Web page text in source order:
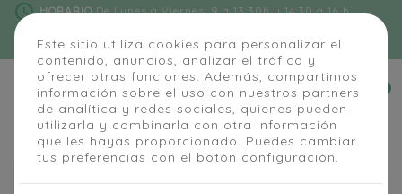
Este sitio utiliza cookies para personalizar el
contenido, anuncios, analizar el tráfico y
ofrecer otras funciones. Además, compartimos
información sobre el uso con nuestros partners
de analítica y redes sociales, quienes pueden
utilizarla y combinarla con otra información
que les hayas proporcionado. Puedes cambiar
tus preferencias con el botón configuración.
schedule HORARIODe Lunes a Viernes: 9 a 13:30h y 14:30 a 16 h
phone

